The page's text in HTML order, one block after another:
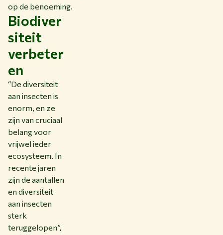
op de benoeming.
Biodiver
siteit
verbeter
en
“De diversiteit
aan insecten is
enorm, en ze
zijn van cruciaal
belang voor
vrijwel ieder
ecosysteem. In
recente jaren
zijn de aantallen
en diversiteit
aan insecten
sterk
teruggelopen”,